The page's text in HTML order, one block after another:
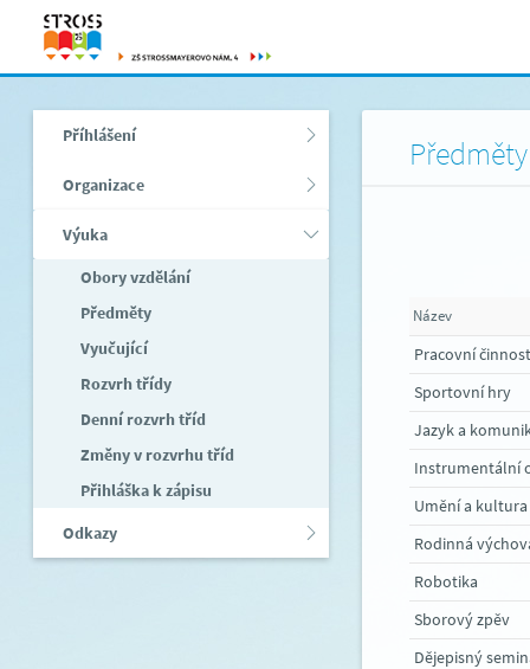
Příhlášení
Organizace
Výuka
Obory vzdělání
Předměty
Vyučující
Rozvrh třídy
Denní rozvrh tříd
Změny v rozvrhu tříd
Přihláška k zápisu
Odkazy
Předměty
Název
Sportovní hry
Jazyk a
Instrumentální
Umění a kultura
Rodinná
Robotika
Sborový zpěv
Dějepisný